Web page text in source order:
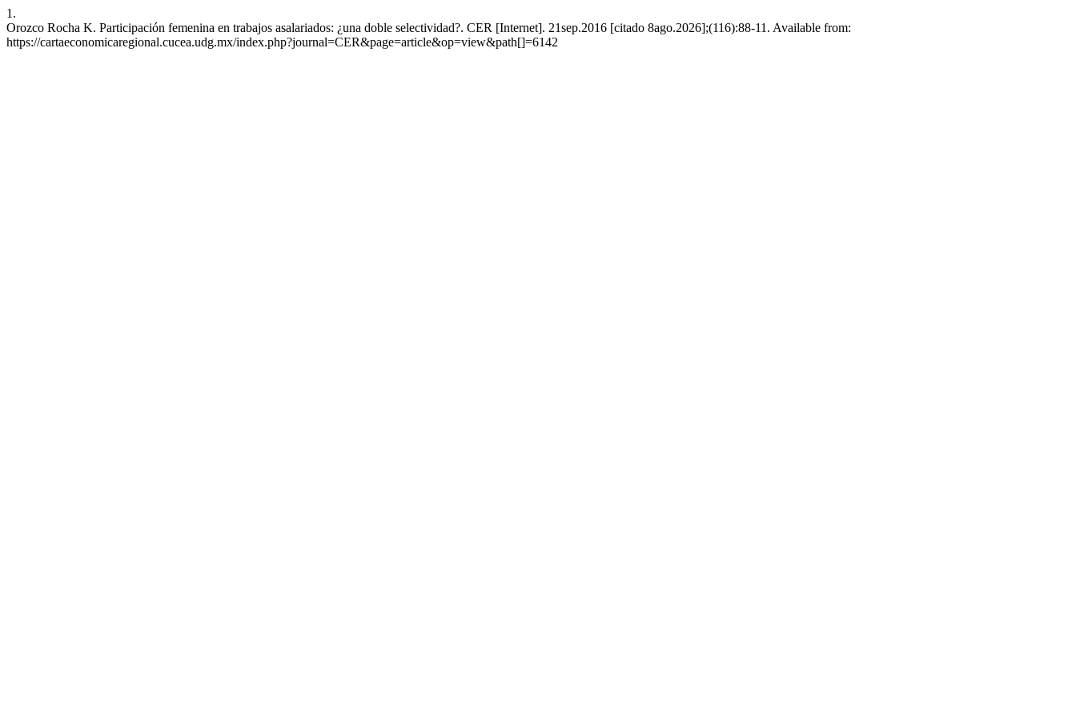
1.
Orozco Rocha K. Participación femenina en trabajos asalariados: ¿una doble selectividad?. CER [Internet]. 21sep.2016 [citado 8ago.2026];(116):88-11. Available from:
https://cartaeconomicaregional.cucea.udg.mx/index.php?journal=CER&page=article&op=view&path[]=6142